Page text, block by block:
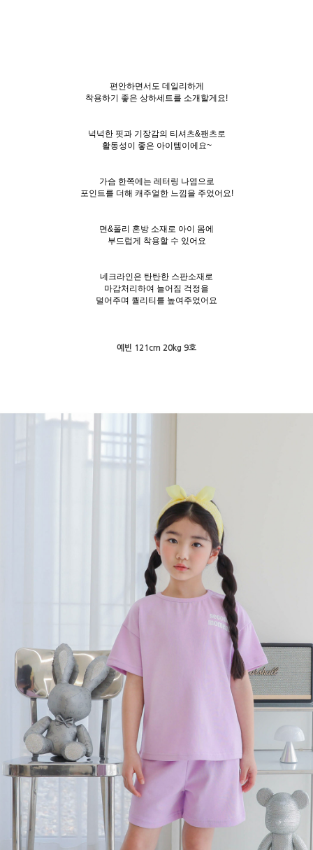
편안하면서도 데일리하게
착용하기 좋은 상하세트를 소개할게요!
넉넉한 핏과 기장감의 티셔츠&팬츠로
활동성이 좋은 아이템이에요~
가슴 한쪽에는 레터링 나염으로
포인트를 더해 캐주얼한 느낌을 주었어요!
면&폴리 혼방 소재로 아이 몸에
부드럽게 착용할 수 있어요
네크라인은 탄탄한 스판소재로
마감처리하여 늘어짐 걱정을
덜어주며 퀄리티를 높여주었어요
예빈 121cm 20kg 9호